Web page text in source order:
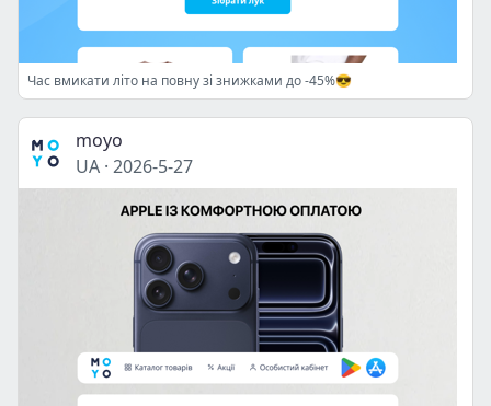
Час вмикати літо на повну зі знижками до -45%😎
moyo
UA · 2026-5-27